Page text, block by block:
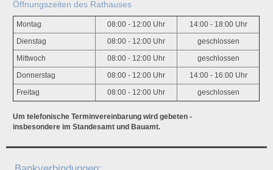
Öffnungszeiten des Rathauses
Montag 08:00 - 12:00 Uhr 14:00 - 18:00 Uhr
Dienstag 08:00 - 12:00 Uhr geschlossen
Mittwoch 08:00 - 12:00 Uhr geschlossen
Donnerstag 08:00 - 12:00 Uhr 14:00 - 16:00 Uhr
Freitag 08:00 - 12:00 Uhr geschlossen
Um telefonische Terminvereinbarung wird gebeten -
insbesondere im Standesamt und Bauamt.